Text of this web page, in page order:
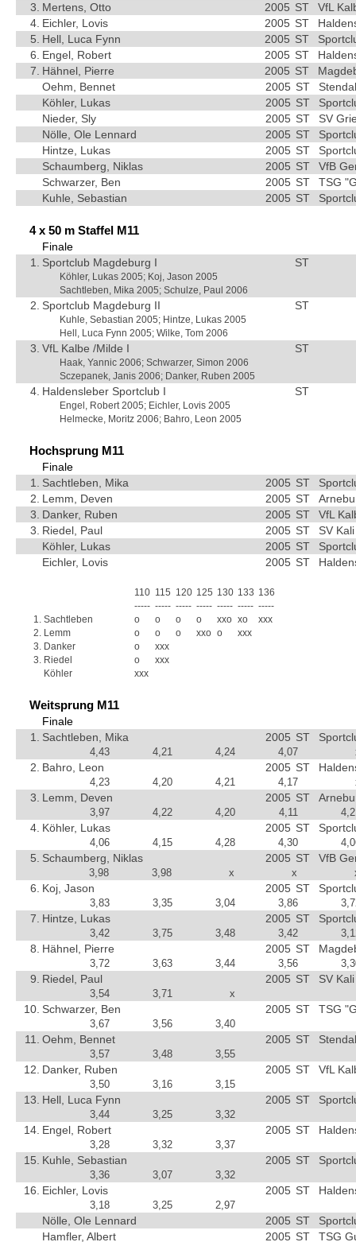
3. Mertens, Otto 2005 ST
VfL
4. Eichler, Lovis 2005 ST
5. Hell, Luca Fynn 2005 ST
6. Engel, Robert 2005 ST
7. Hähnel, Pierre 2005 ST
Oehm, Bennet
2005 ST
Köhler, Lukas
2005 ST
Nieder, Sly
2005 ST
SV
Nölle, Ole Lennard
2005 ST
Hintze, Lukas
2005 ST
Schaumberg, Niklas
2005 ST
VfB
Schwarzer, Ben
2005 ST
TSG
Kuhle, Sebastian
2005 ST
4 x 50 m Staffel M11
Finale
1.
Sportclub Magdeburg I ST
Köhler, Lukas 2005; Koj, Jason 2005
Sachtleben, Mika 2005; Schulze, Paul 2006
2. Sportclub Magdeburg II ST
Kuhle, Sebastian 2005; Hintze, Lukas 2005
Hell, Luca Fynn 2005; Wilke, Tom 2006
3. VfL Kalbe /Milde I ST
Haak, Yannic 2006; Schwarzer, Simon 2006
Sczepanek, Janis 2006; Danker, Ruben 2005
4. Haldensleber Sportclub I ST
Engel, Robert 2005; Eichler, Lovis 2005
Helmecke, Moritz 2006; Bahro, Leon 2005
Hochsprung M11
Finale
1.
Sachtleben, Mika 2005 ST
2. Lemm, Deven 2005 ST
3. Danker, Ruben 2005 ST
VfL
3. Riedel, Paul 2005 ST
SV
Köhler, Lukas
2005 ST
Eichler, Lovis
2005 ST
110 115 120 125 130 133 136
----- ----- ----- ----- ----- ----- -----
1. Sachtleben o o o o xxo xo
xxx
2. Lemm o o o xxo o
xxx
3. Danker o
xxx
3. Riedel o
xxx
Köhler
xxx
Weitsprung M11
Finale
1.
Sachtleben, Mika 2005 ST
4,43 4,21 4,24 4,07
2. Bahro, Leon 2005 ST
4,23 4,20 4,21 4,17
3. Lemm, Deven 2005 ST
3,97 4,22 4,20 4,11
4. Köhler, Lukas 2005 ST
4,06 4,15 4,28 4,30
5. Schaumberg, Niklas 2005 ST VfB
3,98 3,98 x x
6. Koj, Jason 2005 ST
3,83 3,35 3,04 3,86
7. Hintze, Lukas 2005 ST
3,42 3,75 3,48 3,42
8. Hähnel, Pierre 2005 ST
3,72 3,63 3,44 3,56
9. Riedel, Paul 2005 ST SV
3,54 3,71 x
10. Schwarzer, Ben 2005 ST TSG
3,67 3,56 3,40
11. Oehm, Bennet 2005 ST
3,57 3,48 3,55
12. Danker, Ruben 2005 ST VfL
3,50 3,16 3,15
13. Hell, Luca Fynn 2005 ST
3,44 3,25 3,32
14. Engel, Robert 2005 ST
3,28 3,32 3,37
15. Kuhle, Sebastian 2005 ST
3,36 3,07 3,32
16. Eichler, Lovis 2005 ST
3,18 3,25 2,97
Nölle, Ole Lennard 2005 ST
Hamfler, Albert
2005 ST TSG